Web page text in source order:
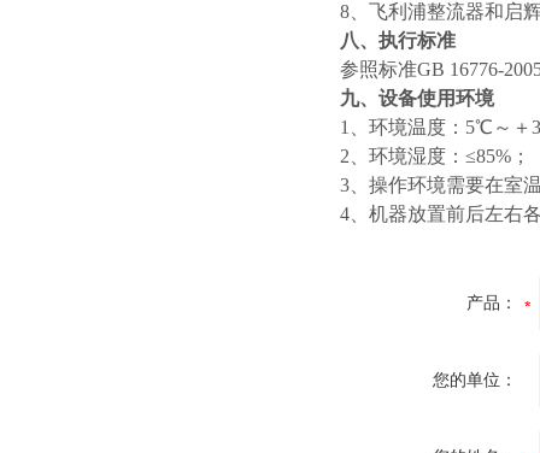
8、飞利浦整流器和启
八、执行标准
参照标准GB 16776-
九、设备使用环境
1、环境温度：5℃～＋
2、环境湿度：≤85%；
3、操作环境需要在室
4、机器放置前后左右
产品：
您的单位：